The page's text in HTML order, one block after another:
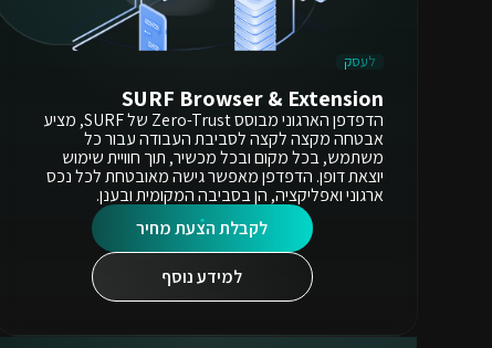
לעסק
SURF Browser & Extension
הדפדפן הארגוני מבוסס Zero-Trust של SURF, מציע
אבטחה מקצה לקצה לסביבת העבודה עבור כל
משתמש, בכל מקום ובכל מכשיר, תוך חוויית שימוש
יוצאת דופן. הדפדפן מאפשר גישה מאובטחת לכל נכס
ארגוני ואפליקציה, הן בסביבה המקומית ובענן.
לקבלת הצעת מחיר
למידע נוסף